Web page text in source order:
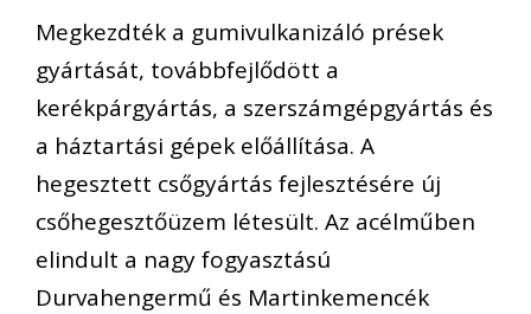
Megkezdték a gumivulkanizáló prések
gyártását, továbbfejlődött a
kerékpárgyártás, a szerszámgépgyártás és
a háztartási gépek előállítása. A
hegesztett csőgyártás fejlesztésére új
csőhegesztőüzem létesült. Az acélműben
elindult a nagy fogyasztású
Durvahengermű és Martinkemencék